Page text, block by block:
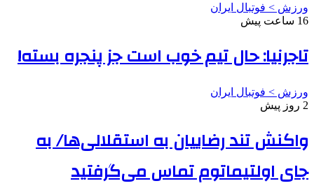
ورزش > فوتبال ایران
16 ساعت پیش
تاجرنیا: حال تیم خوب است جز پنجره بسته!
ورزش > فوتبال ایران
2 روز پیش
واکنش تند رضاییان به استقلالی‌ها/ به
جای اولتیماتوم تماس می‌گرفتید